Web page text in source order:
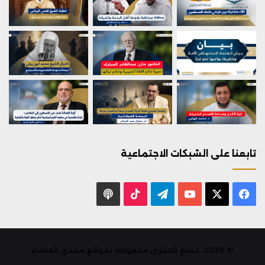
تابعنا على الشبكات الاجتماعية
فيسبوك يوتيوب تيلقرام ‫TikTok
© 2026, جميع الحقوق محفوظة لموقع منتدى العلماء